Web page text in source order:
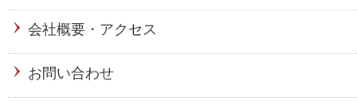
会社概要・アクセス
お問い合わせ